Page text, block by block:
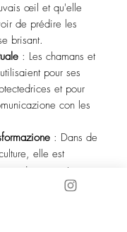
œil et qu'elle
de prédire les
brisant.
: Les chamans et
pour ses
et pour
con les
: Dans de
elle est
renaissance et au
ad attraversare